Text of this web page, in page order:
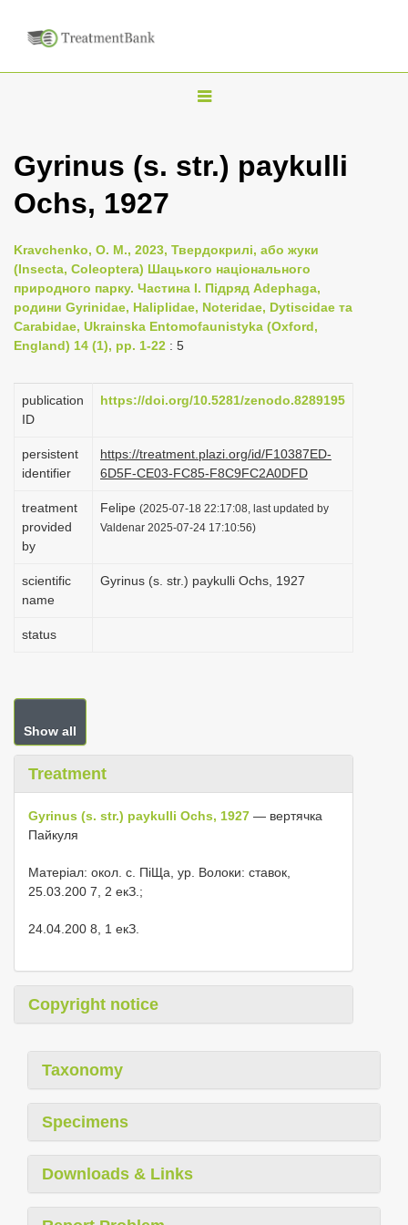
T
g
n
a
v
i
t
o
n
Gyrinus (s. str.) paykulli
Ochs, 1927
Kravchenko, O. M., 2023, Твердокрилі, або жуки
(Insecta, Coleoptera) Шацького національного
природного парку. Частина I. Підряд Adephaga,
родини Gyrinidae, Haliplidae, Noteridae, Dytiscidae та
Carabidae, Ukrainska Entomofaunistyka (Oxford,
England) 14 (1), pp. 1-22 : 5
publication
ID
https://doi.org/10.5281/zenodo.8289195
persistent
identifier
https://treatment.plazi.org/id/F10387ED-
6D5F-CE03-FC85-F8C9FC2A0DFD
treatment
provided
by
Felipe (2025-07-18 22:17:08, last updated by
Valdenar 2025-07-24 17:10:56)
scientific
name
Gyrinus (s. str.) paykulli Ochs, 1927
status
Show all
Treatment
Gyrinus (s. str.) paykulli Ochs, 1927 — вертячка
Пайкуля
Матеріал: окол. с. ПіЩа, ур. Волоки: ставок,
25.03.200 7, 2 екЗ.;
24.04.200 8, 1 екЗ.
Copyright notice
Taxonomy
Specimens
Downloads & Links